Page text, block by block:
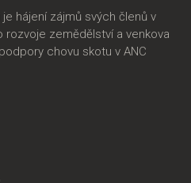
hájení zájmů svých členů v
zemědělství a venkova
chovu skotu v ANC